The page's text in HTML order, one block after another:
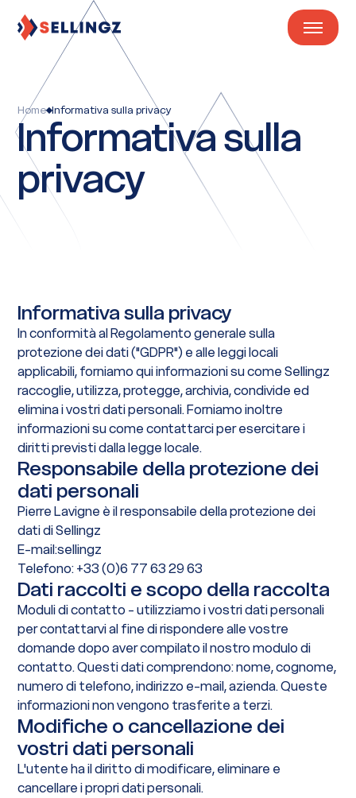
Home Informativa sulla privacy
Informativa sulla
privacy
Informativa sulla privacy
In conformità al Regolamento generale sulla
protezione dei dati ("GDPR") e alle leggi locali
applicabili, forniamo qui informazioni su come Sellingz
raccoglie, utilizza, protegge, archivia, condivide ed
elimina i vostri dati personali. Forniamo inoltre
informazioni su come contattarci per esercitare i
diritti previsti dalla legge locale.
Responsabile della protezione dei
dati personali
Pierre Lavigne è il responsabile della protezione dei
dati di Sellingz
E-mail:sellingz
Telefono: +33 (0)6 77 63 29 63
Dati raccolti e scopo della raccolta
Moduli di contatto - utilizziamo i vostri dati personali
per contattarvi al fine di rispondere alle vostre
domande dopo aver compilato il nostro modulo di
contatto. Questi dati comprendono: nome, cognome,
numero di telefono, indirizzo e-mail, azienda. Queste
informazioni non vengono trasferite a terzi.
Modifiche o cancellazione dei
vostri dati personali
L'utente ha il diritto di modificare, eliminare e
cancellare i propri dati personali.